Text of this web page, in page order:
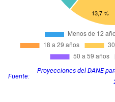
Fuente:
Proyecciones del DANE